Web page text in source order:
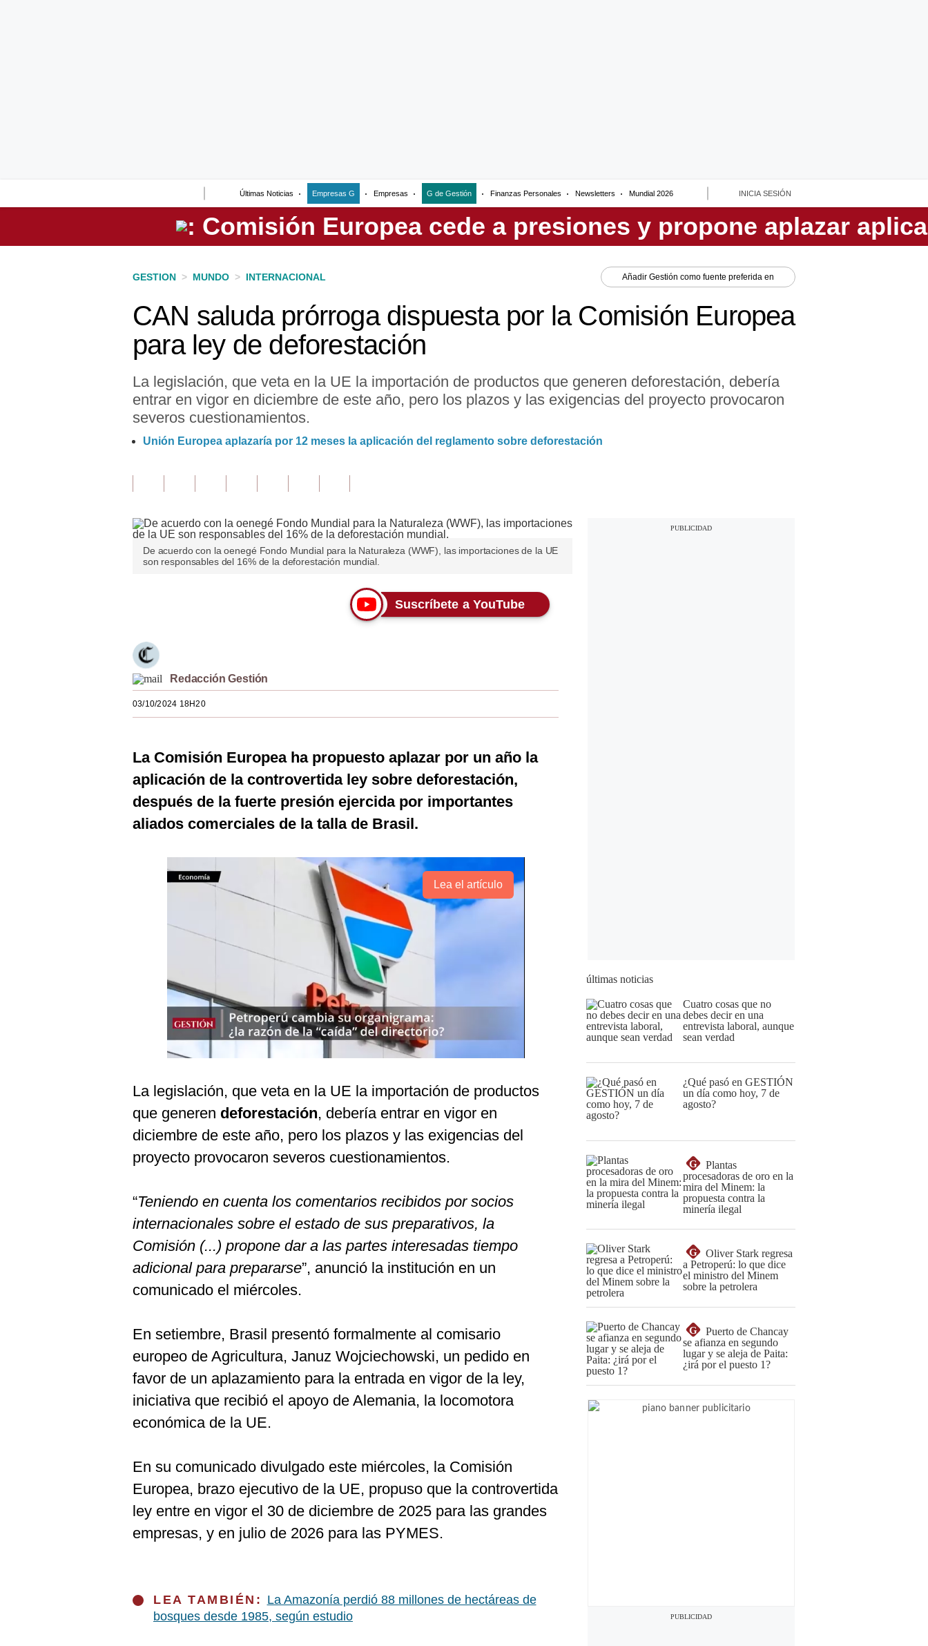
Últimas Noticias Empresas G Empresas G de Gestión Finanzas Personales Newsletters Mundial 2026 INICIA SESIÓN
Perú
GESTION > MUNDO > INTERNACIONAL Añadir Gestión como fuente preferida en
CAN saluda prórroga dispuesta por la Comisión Europea
para ley de deforestación
La legislación, que veta en la UE la importación de productos que generen deforestación, debería
entrar en vigor en diciembre de este año, pero los plazos y las exigencias del proyecto provocaron
severos cuestionamientos.
Unión Europea aplazaría por 12 meses la aplicación del reglamento sobre deforestación
De acuerdo con la oenegé Fondo Mundial para la Naturaleza (WWF), las importaciones de la UE
son responsables del 16% de la deforestación mundial.
Suscríbete a YouTube
Redacción Gestión
03/10/2024 18H20
La Comisión Europea ha propuesto aplazar por un año la
aplicación de la controvertida ley sobre deforestación,
después de la fuerte presión ejercida por importantes
aliados comerciales de la talla de Brasil.
Lea el artículo
La legislación, que veta en la UE la importación de productos
que generen deforestación, debería entrar en vigor en
diciembre de este año, pero los plazos y las exigencias del
proyecto provocaron severos cuestionamientos.
“Teniendo en cuenta los comentarios recibidos por socios
internacionales sobre el estado de sus preparativos, la
Comisión (...) propone dar a las partes interesadas tiempo
adicional para prepararse”, anunció la institución en un
comunicado el miércoles.
En setiembre, Brasil presentó formalmente al comisario
europeo de Agricultura, Januz Wojciechowski, un pedido en
favor de un aplazamiento para la entrada en vigor de la ley,
iniciativa que recibió el apoyo de Alemania, la locomotora
económica de la UE.
En su comunicado divulgado este miércoles, la Comisión
Europea, brazo ejecutivo de la UE, propuso que la controvertida
ley entre en vigor el 30 de diciembre de 2025 para las grandes
empresas, y en julio de 2026 para las PYMES.
LEA TAMBIÉN: La Amazonía perdió 88 millones de hectáreas de
bosques desde 1985, según estudio
últimas noticias
Cuatro cosas que no
debes decir en una
entrevista laboral, aunque
sean verdad
¿Qué pasó en GESTIÓN
un día como hoy, 7 de
agosto?
G
Plantas
procesadoras de oro en la
mira del Minem: la
propuesta contra la
minería ilegal
G
Oliver Stark regresa
a Petroperú: lo que dice
el ministro del Minem
sobre la petrolera
G
Puerto de Chancay
se afianza en segundo
lugar y se aleja de Paita:
¿irá por el puesto 1?